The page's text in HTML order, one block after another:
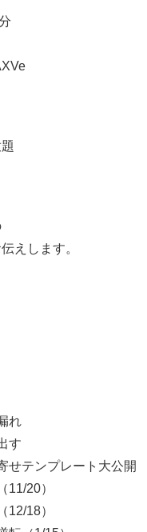
えします。
れ
す
せテンプレート大公開
11/20）
12/18）